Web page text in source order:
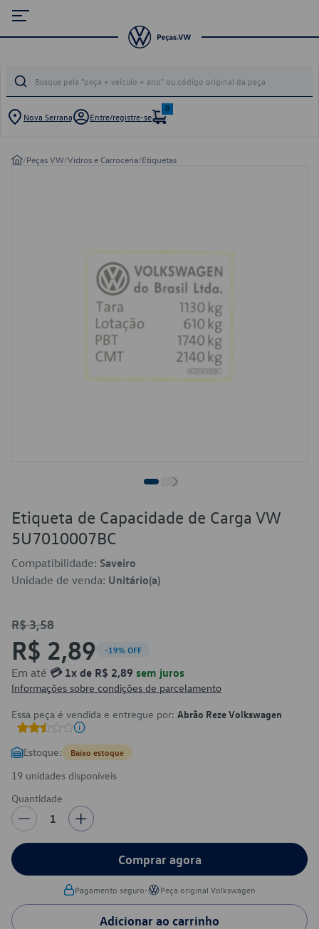
Nova Serrana Entre/registre-se
0
/Peças VW/Vidros e Carroceria/Etiquetas
Etiqueta de Capacidade de Carga VW
5U7010007BC
Compatibilidade: Saveiro
Unidade de venda: Unitário(a)
R$ 3,58
R$ 2,89 -19% OFF
Em até 💳 1x de R$ 2,89 sem juros
Informações sobre condições de parcelamento
Essa peça é vendida e entregue por: Abrão Reze Volkswagen
Estoque: Baixo estoque
19 unidades disponíveis
Quantidade
1
Comprar agora
Pagamento seguro• Peça original Volkswagen
Adicionar ao carrinho